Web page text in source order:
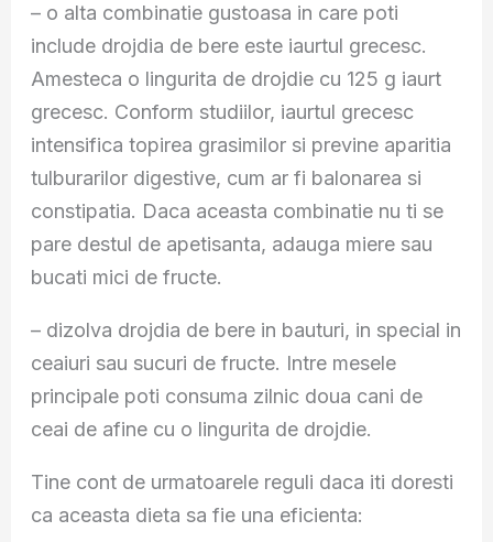
– o alta combinatie gustoasa in care poti
include drojdia de bere este iaurtul grecesc.
Amesteca o lingurita de drojdie cu 125 g iaurt
grecesc. Conform studiilor, iaurtul grecesc
intensifica topirea grasimilor si previne aparitia
tulburarilor digestive, cum ar fi balonarea si
constipatia. Daca aceasta combinatie nu ti se
pare destul de apetisanta, adauga miere sau
bucati mici de fructe.
– dizolva drojdia de bere in bauturi, in special in
ceaiuri sau sucuri de fructe. Intre mesele
principale poti consuma zilnic doua cani de
ceai de afine cu o lingurita de drojdie.
Tine cont de urmatoarele reguli daca iti doresti
ca aceasta dieta sa fie una eficienta: